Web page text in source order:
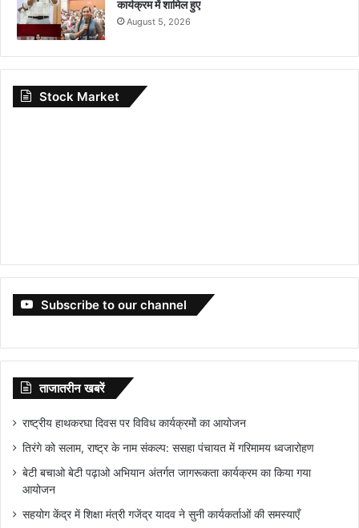
कार्यक्रम में शामिल हुए
August 5, 2026
Stock Market
Subscribe to our channel
ताजातरीन खबरें
राष्ट्रीय हाथकरघा दिवस पर विविध कार्यक्रमों का आयोजन
तिरंगे को सलाम, राष्ट्र के नाम संकल्प: ससहा पंचायत में गरिमामय ध्वजारोहण
बेटी बचाओ बेटी पढ़ाओ अभियान अंतर्गत जागरूकता कार्यक्रम का किया गया
आयोजन
सहयोग केंद्र में शिक्षा मंत्री गजेंद्र यादव ने सुनी कार्यकर्ताओं की समस्याएँ